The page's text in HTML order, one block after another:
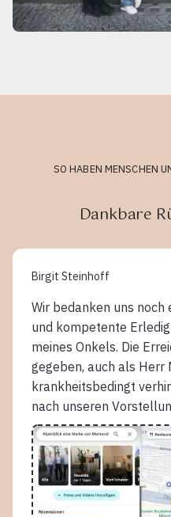
SO HABEN MENSCHEN
Dankbare
Birgit Steinhoff
Wir bedanken uns noch
und kompetente
meines Onkels. Die
gegeben, auch als Herr
krankheitsbedingt
nach unseren